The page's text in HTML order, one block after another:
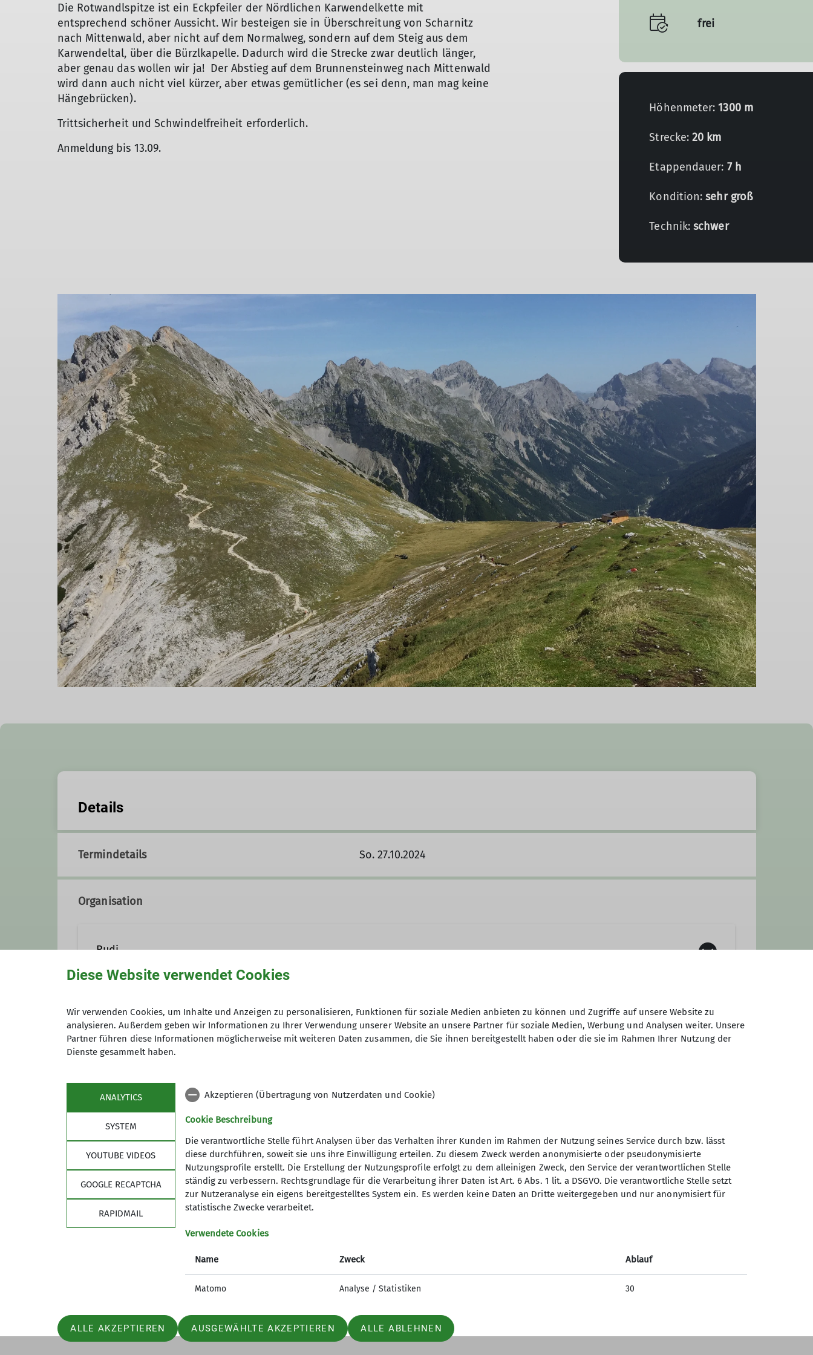
Die Rotwandlspitze ist ein Eckpfeiler der Nördlichen Karwendelkette mit
entsprechend schöner Aussicht. Wir besteigen sie in Überschreitung von Scharnitz
nach Mittenwald, aber nicht auf dem Normalweg, sondern auf dem Steig aus dem
Karwendeltal, über die Bürzlkapelle. Dadurch wird die Strecke zwar deutlich länger,
aber genau das wollen wir ja! Der Abstieg auf dem Brunnensteinweg nach Mittenwald
wird dann auch nicht viel kürzer, aber etwas gemütlicher (es sei denn, man mag keine
Hängebrücken).
Trittsicherheit und Schwindelfreiheit erforderlich.
Anmeldung bis 13.09.
frei
Höhenmeter:1300 m
Strecke:20 km
Etappendauer: 7 h
Kondition:sehr groß
Technik:schwer
Details
Termindetails So. 27.10.2024
Organisation
Rudi
Qualifikationen
Anmeldung bis 13.09.2024
Sektion
Für Vielfalt, Akzeptanz und Offenheit
Mitglied werden
Sektion GOC des Deutschen
Alpenvereins e.V.
Müllerstr. 14
Kontakt
Diese Website verwendet Cookies
Wir verwenden Cookies, um Inhalte und Anzeigen zu personalisieren, Funktionen für soziale Medien anbieten zu können und Zugriffe auf unsere Website zu
analysieren. Außerdem geben wir Informationen zu Ihrer Verwendung unserer Website an unsere Partner für soziale Medien, Werbung und Analysen weiter. Unsere
Partner führen diese Informationen möglicherweise mit weiteren Daten zusammen, die Sie ihnen bereitgestellt haben oder die sie im Rahmen Ihrer Nutzung der
Dienste gesammelt haben.
ANALYTICS
SYSTEM
YOUTUBE VIDEOS
GOOGLE RECAPTCHA
RAPIDMAIL
Akzeptieren (Übertragung von Nutzerdaten und Cookie)
Cookie Beschreibung
Die verantwortliche Stelle führt Analysen über das Verhalten ihrer Kunden im Rahmen der Nutzung seines Service durch bzw. lässt
diese durchführen, soweit sie uns ihre Einwilligung erteilen. Zu diesem Zweck werden anonymisierte oder pseudonymisierte
Nutzungsprofile erstellt. Die Erstellung der Nutzungsprofile erfolgt zu dem alleinigen Zweck, den Service der verantwortlichen Stelle
ständig zu verbessern. Rechtsgrundlage für die Verarbeitung ihrer Daten ist Art. 6 Abs. 1 lit. a DSGVO. Die verantwortliche Stelle setzt
zur Nutzeranalyse ein eigens bereitgestelltes System ein. Es werden keine Daten an Dritte weitergegeben und nur anonymisiert für
statistische Zwecke verarbeitet.
Verwendete Cookies
Name Zweck Ablauf
Matomo Analyse / Statistiken 30
ALLE AKZEPTIEREN AUSGEWÄHLTE AKZEPTIEREN ALLE ABLEHNEN